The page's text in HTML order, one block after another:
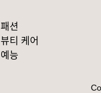
패션
뷰티 케어
예능